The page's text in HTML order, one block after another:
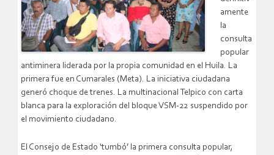
amente
la
consulta
popular
antiminera liderada por la propia comunidad en el Huila. La
primera fue en Cumarales (Meta). La iniciativa ciudadana
generó choque de trenes. La multinacional Telpico con carta
blanca para la exploración del bloque VSM-22 suspendido por
el movimiento ciudadano.
El Consejo de Estado ‘tumbó’ la primera consulta popular,